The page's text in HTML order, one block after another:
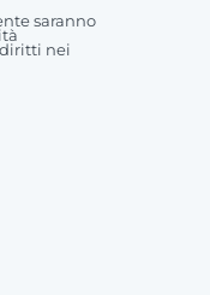
saranno
nei